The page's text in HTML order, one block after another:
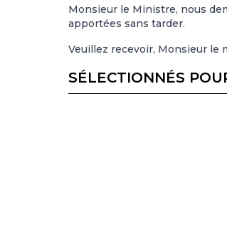
Monsieur le Ministre, nous
apportées sans tarder.
Veuillez recevoir, Monsieur le
SÉLECTIONNÉS